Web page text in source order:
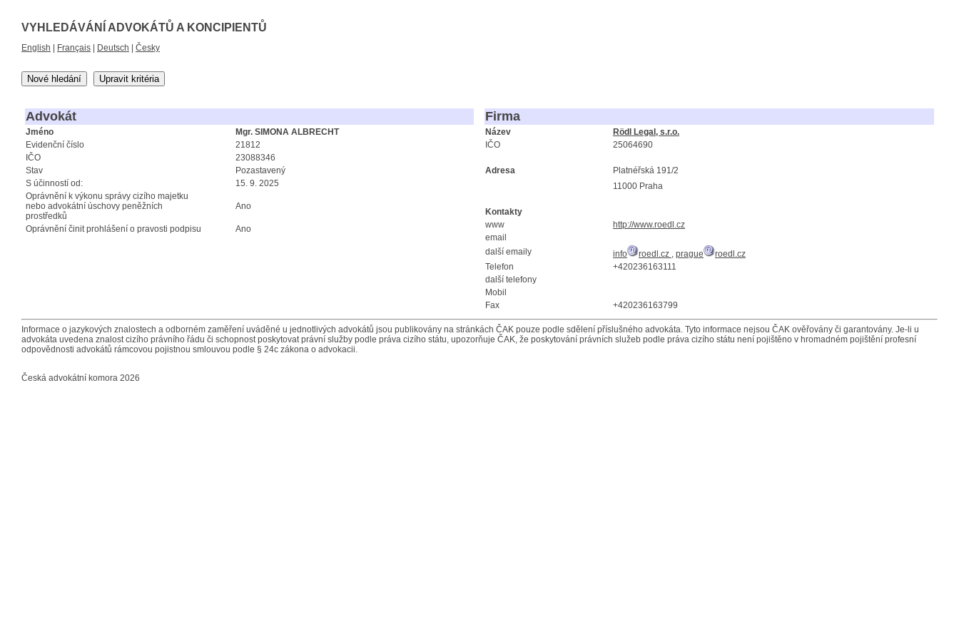
VYHLEDÁVÁNÍ ADVOKÁTŮ A KONCIPIENTŮ
English Français Deutsch Česky
Nové hledání Upravit kritéria
Advokát
Jméno
Mgr. SIMONA ALBRECHT
Evidenční číslo
21812
IČO
23088346
Stav
Pozastavený
S účinností od:
15. 9. 2025
Oprávnění k výkonu správy cizího majetku
nebo advokátní úschovy peněžních
prostředků
Ano
Oprávnění činit prohlášení o pravosti podpisu Ano
Firma
Název
Rödl Legal, s.r.o.
IČO
25064690
Adresa
Platnéřská 191/2
11000 Praha
Kontakty
www
http://www.roedl.cz
email
další emaily
info roedl.cz , prague
roedl.cz
Telefon
+420236163111
další telefony
Mobil
Fax
+420236163799
Informace o jazykových znalostech a odborném zaměření uváděné u jednotlivých advokátů jsou publikovány na stránkách ČAK pouze podle sdělení příslušného advokáta. Tyto informace nejsou ČAK ověřovány či garantovány. Je-li u
advokáta uvedena znalost cizího právního řádu či schopnost poskytovat právní služby podle práva cizího státu, upozorňuje ČAK, že poskytování právních služeb podle práva cizího státu není pojištěno v hromadném pojištění profesní
odpovědnosti advokátů rámcovou pojistnou smlouvou podle § 24c zákona o advokacii.
Česká advokátní komora 2026